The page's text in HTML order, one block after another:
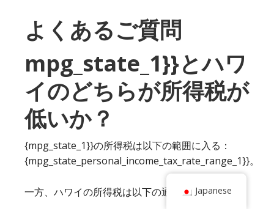
よくあるご質問
mpg_state_1}}とハワ
イのどちらが所得税が
低いか？
{mpg_state_1}}の所得税は以下の範囲に入る：
{mpg_state_personal_income_tax_rate_range_1}}。
一方、ハワイの所得税は以下の通り。 Japanese